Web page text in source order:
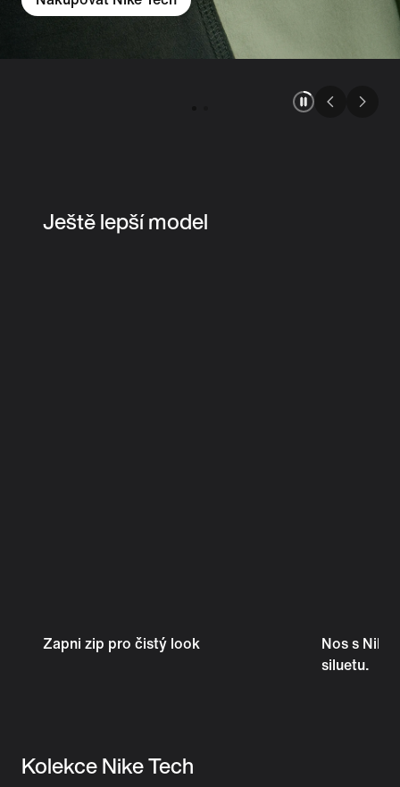
Ještě lepší model
Zapni zip pro čistý look
Nos s Nike
siluetu.
Kolekce Nike Tech